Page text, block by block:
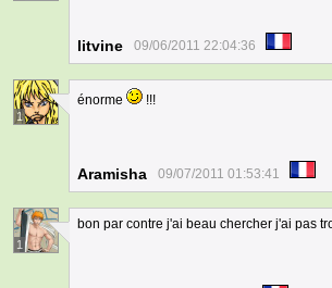
litvine 09/06/2011 22:04:36
1
énorme !!!
Aramisha 09/07/2011 01:53:41
1
bon par contre j'ai beau chercher j'ai pas